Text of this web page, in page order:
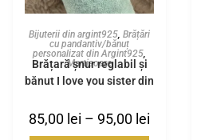
Bijuterii din argint925, Brățări
cu pandantiv/bănuț
personalizat din Argint925,
Martisoare
Brățară șnur reglabil și
bănuț I love you sister din
85,00 lei – 95,00 lei